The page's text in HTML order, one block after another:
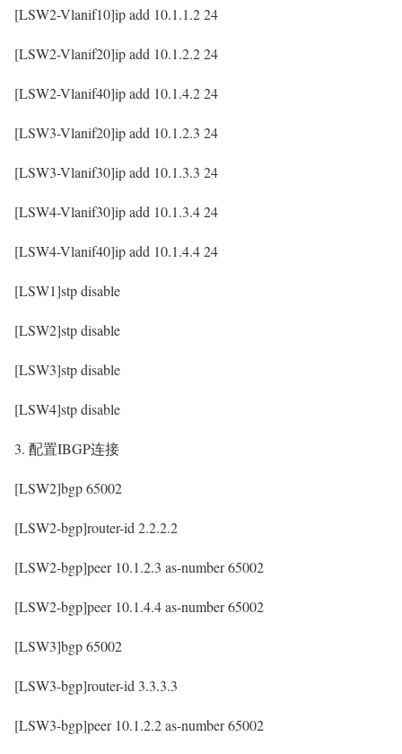
[LSW2-Vlanif10]ip add 10.1.1.2 24
[LSW2-Vlanif20]ip add 10.1.2.2 24
[LSW2-Vlanif40]ip add 10.1.4.2 24
[LSW3-Vlanif20]ip add 10.1.2.3 24
[LSW3-Vlanif30]ip add 10.1.3.3 24
[LSW4-Vlanif30]ip add 10.1.3.4 24
[LSW4-Vlanif40]ip add 10.1.4.4 24
[LSW1]stp disable
[LSW2]stp disable
[LSW3]stp disable
[LSW4]stp disable
3. 配置IBGP连接
[LSW2]bgp 65002
[LSW2-bgp]router-id 2.2.2.2
[LSW2-bgp]peer 10.1.2.3 as-number 65002
[LSW2-bgp]peer 10.1.4.4 as-number 65002
[LSW3]bgp 65002
[LSW3-bgp]router-id 3.3.3.3
[LSW3-bgp]peer 10.1.2.2 as-number 65002